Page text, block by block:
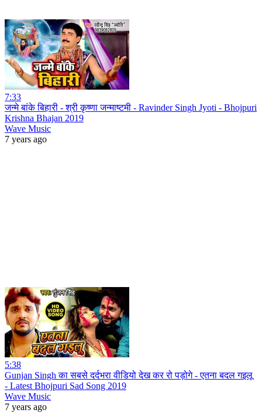
7:33
जन्मे बांके बिहारी - श्री कृष्णा जन्माष्टमी - Ravinder Singh Jyoti - Bhojpuri
Krishna Bhajan 2019
Wave Music
7 years ago
5:38
Gunjan Singh का सबसे दर्दभरा वीडियो देख कर रो पड़ोगे - एतना बदल गइलू
- Latest Bhojpuri Sad Song 2019
Wave Music
7 years ago